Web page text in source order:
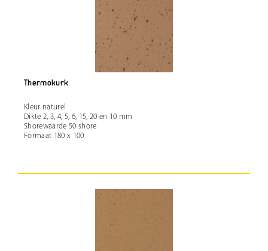
Thermokurk
Kleur naturel
Dikte 2, 3, 4, 5, 6, 15, 20 en 10 mm
Shorewaarde 50 shore
Formaat 180 x 100